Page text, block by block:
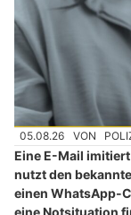
05.08.26 VON
Eine E-Mail
nutzt den
einen WhatsApp-
eine Notsituation